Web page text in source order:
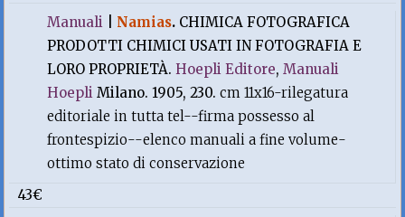
Manuali
Namias. CHIMICA FOTOGRAFICA
PRODOTTI CHIMICI USATI IN FOTOGRAFIA E
LORO PROPRIETÀ.Hoepli Editore,Manuali
Hoepli Milano. 1905, 230.cm 11x16-rilegatura
editoriale in tutta tel--firma possesso al
frontespizio--elenco manuali a fine volume-
ottimo stato di conservazione
43€